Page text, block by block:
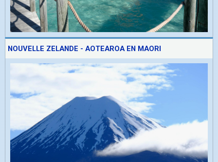
NOUVELLE ZELANDE - AOTEAROA EN MAORI